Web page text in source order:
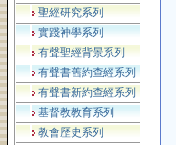
聖經研究系列
實踐神學系列
有聲聖經背景系列
有聲書舊約查經系列
有聲書新約查經系列
基督教教育系列
教會歷史系列